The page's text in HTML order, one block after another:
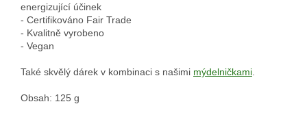
energizující účinek
- Certifikováno Fair Trade
- Kvalitně vyrobeno
- Vegan
Také skvělý dárek v kombinaci s našimi mýdelničkami
Obsah: 125 g